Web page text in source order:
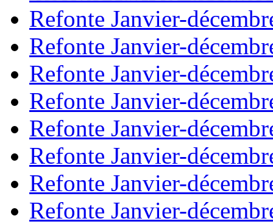
Refonte Janvier-
Refonte Janvier-
Refonte Janvier-
Refonte Janvier-
Refonte Janvier-
Refonte Janvier-
Refonte Janvier-
Refonte Janvier-